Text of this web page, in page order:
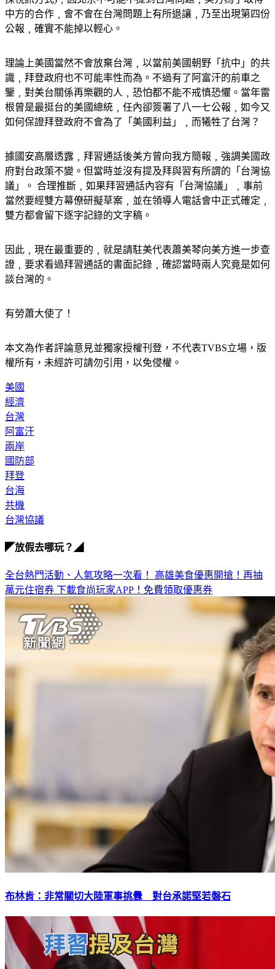
中方的合作﹐會不會在台灣問題上有所退讓﹐乃至出現第四份
公報﹐確實不能掉以輕心。
理論上美國當然不會放棄台灣﹐以當前美國朝野「抗中」的共
識﹐拜登政府也不可能率性而為。不過有了阿富汗的前車之
鑒﹐對美台關係再樂觀的人﹐恐怕都不能不戒慎恐懼。當年雷
根曾是最挺台的美國總統﹐任內卻簽署了八一七公報﹐如今又
如何保證拜登政府不會為了「美國利益」﹐而犧牲了台灣？
據國安高層透露﹐拜習通話後美方曾向我方簡報﹐強調美國政
府對台政策不變。但當時並沒有提及拜與習有所謂的「台灣協
議」。 合理推斷﹐如果拜習通話內容有「台灣協議」﹐事前
當然要經雙方幕僚研擬草案﹐並在領導人電話會中正式確定﹐
雙方都會留下逐字記錄的文字稿。
因此﹐現在最重要的﹐就是請駐美代表蕭美琴向美方進一步查
證﹐要求看過拜習通話的書面記錄﹐確認當時兩人究竟是如何
談台灣的。
有勞蕭大使了！
本文為作者評論意見並獨家授權刊登，不代表TVBS立場，版
權所有，未經許可請勿引用，以免侵權。
美國
經濟
台灣
阿富汗
兩岸
國防部
拜登
台海
共機
台灣協議
◤放假去哪玩？◢
全台熱門活動、人氣攻略一次看！ 高雄美食優惠開搶！再抽
萬元住宿券 下載食尚玩家APP！免費領取優惠券
布林肯：非常關切大陸軍事挑釁 對台承諾堅若磐石